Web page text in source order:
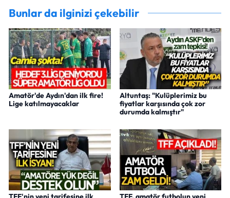
Bunlar da ilginizi çekebilir
Amatör'de Aydın'dan ilk fire!
Lige katılmayacaklar
Altuntaş: "Kulüplerimiz bu
fiyatlar karşısında çok zor
durumda kalmıştır"